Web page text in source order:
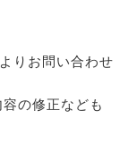
りお問い合わせ
の修正なども